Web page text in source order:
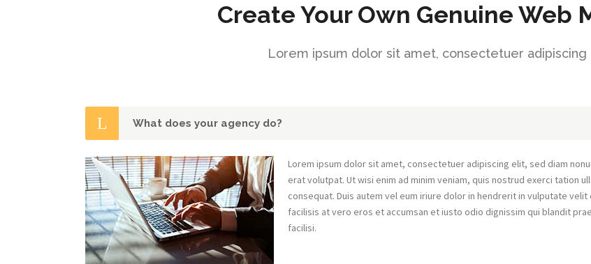
Create Your Own Genuine Web
Lorem ipsum dolor sit amet, consectetuer adipiscing
What does your agency do?
Lorem ipsum dolor sit amet, consectetuer adipiscing elit, sed diam
erat volutpat. Ut wisi enim ad minim veniam, quis nostrud exerci tation
consequat. Duis autem vel eum iriure dolor in hendrerit in vulputate
facilisis at vero eros et accumsan et iusto odio dignissim qui blandit
facilisi.